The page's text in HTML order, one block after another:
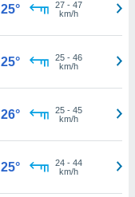
25° 27- 47
km/h
25° 25- 46
km/h
26° 25- 45
km/h
25° 24- 44
km/h